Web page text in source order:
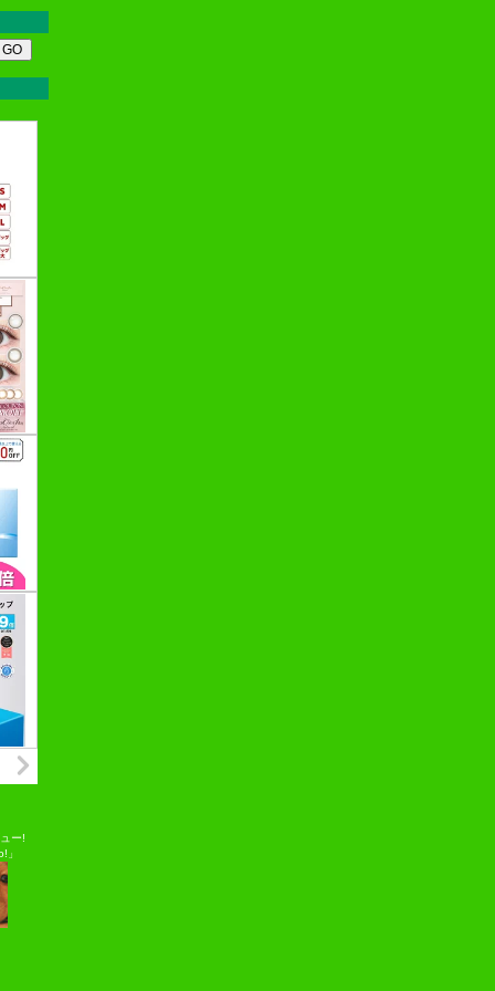
ー!
」